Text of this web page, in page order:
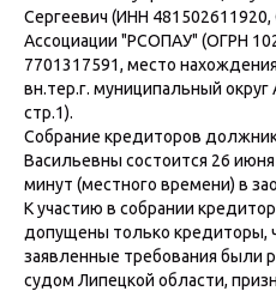
Сергеевич (ИНН
Ассоциации "РСОПАУ" (ОГРН
7701317591, место
вн.тер.г. муниципальный округ
стр.1).
Собрание кредиторов
Васильевны состоится 26
минут (местного времени) в
К участию в собрании
допущены только кредиторы,
заявленные требования были
судом Липецкой области,